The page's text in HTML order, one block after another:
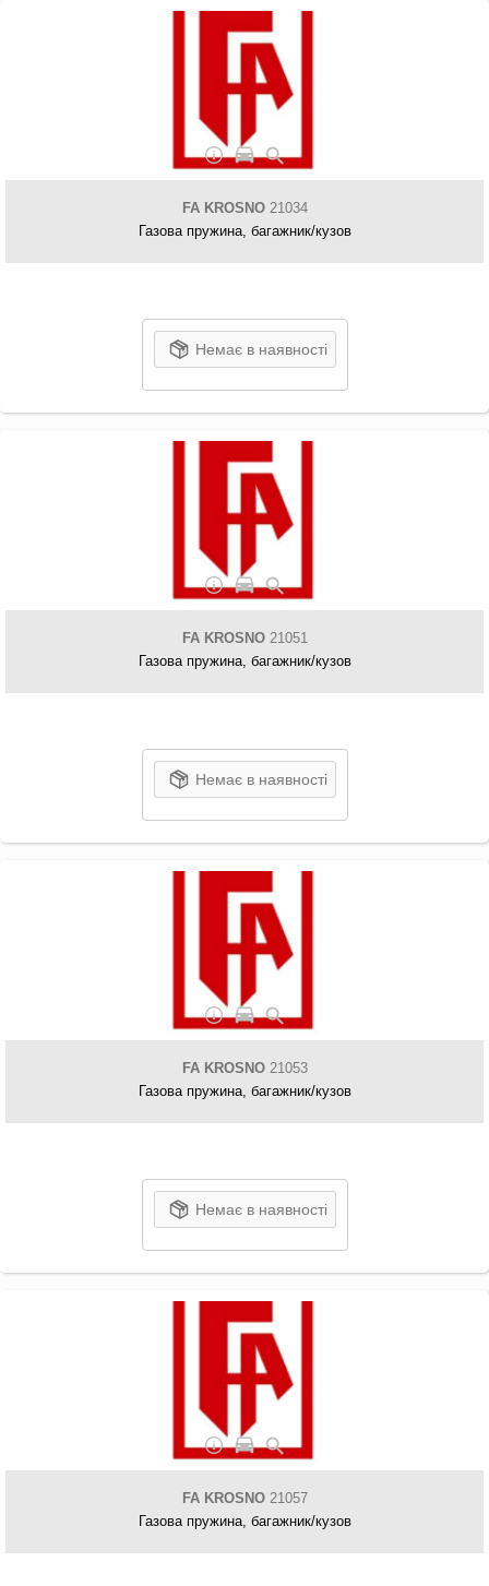
FA KROSNO21034
Газова пружина, багажник/кузов
Немає в наявності
FA KROSNO21051
Газова пружина, багажник/кузов
Немає в наявності
FA KROSNO21053
Газова пружина, багажник/кузов
Немає в наявності
FA KROSNO21057
Газова пружина, багажник/кузов